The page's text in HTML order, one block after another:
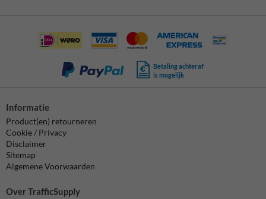
Betaling achteraf
is mogelijk
Informatie
Product(en) retourneren
Cookie / Privacy
Disclaimer
Sitemap
Algemene Voorwaarden
Over TrafficSupply